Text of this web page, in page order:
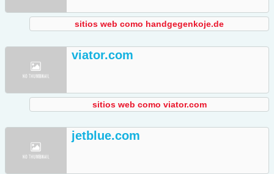
sitios web como handgegenkoje.de
viator.com
sitios web como viator.com
jetblue.com